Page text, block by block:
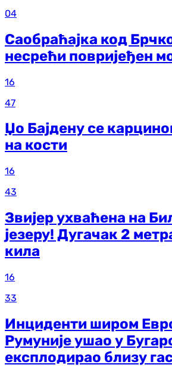
04
Саобраћајка код
несрећи повријеђен
16
47
Џо Бајдену се
на кости
16
43
Звијер ухваћена на
језеру! Дугачак 2
кила
16
33
Инциденти широм
Румуније ушао у
експлодирао близу